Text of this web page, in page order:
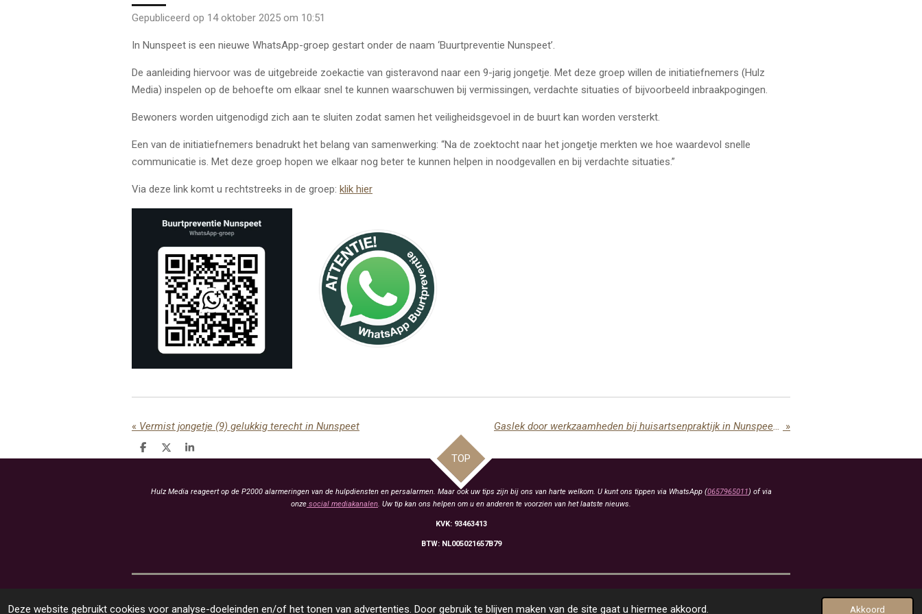
Deze website gebruikt cookies voor analyse-doeleinden en/of het tonen van advertenties. Door gebruik te blijven maken van de site gaat u hiermee akkoord. Akkoord
Gepubliceerd op 14 oktober 2025 om 10:51
In Nunspeet is een nieuwe WhatsApp-groep gestart onder de naam ‘Buurtpreventie Nunspeet’.
De aanleiding hiervoor was de uitgebreide zoekactie van gisteravond naar een 9-jarig jongetje. Met deze groep willen de initiatiefnemers (Hulz
Media) inspelen op de behoefte om elkaar snel te kunnen waarschuwen bij vermissingen, verdachte situaties of bijvoorbeeld inbraakpogingen.
Bewoners worden uitgenodigd zich aan te sluiten zodat samen het veiligheidsgevoel in de buurt kan worden versterkt.
Een van de initiatiefnemers benadrukt het belang van samenwerking: “Na de zoektocht naar het jongetje merkten we hoe waardevol snelle
communicatie is. Met deze groep hopen we elkaar nog beter te kunnen helpen in noodgevallen en bij verdachte situaties.”
Via deze link komt u rechtstreeks in de groep: klik hier
« Vermist jongetje (9) gelukkig terecht in Nunspeet Gaslek door werkzaamheden bij huisartsenpraktijk in Nunspeet snel onder controle »
D
e
D
e
S
h
e
TOP
Hulz Media reageert op de P2000 alarmeringen van de hulpdiensten en persalarmen. Maar ook uw tips zijn bij ons van harte welkom. U kunt ons tippen via WhatsApp (0657965011) of via
onze social mediakanalen. Uw tip kan ons helpen om u en anderen te voorzien van het laatste nieuws.
KVK: 93463413
BTW: NL005021657B79